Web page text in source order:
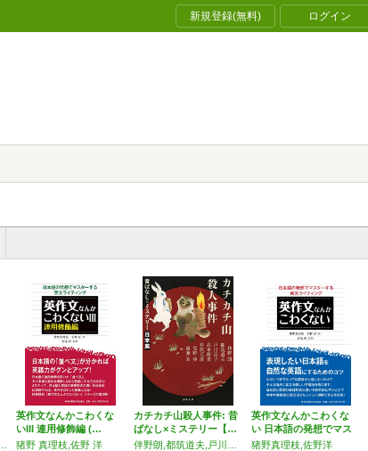
新規登録(無料) ログイン
英作文なんかこわくな
いIII 連用修飾編 (…
猪野 真理枝,佐野 洋
カチカチ山殺人事件: 昔
ばなし×ミステリー【…
英作文なんかこわくな
い 日本語の発想でマス
タ…
猪野真理枝,佐野洋